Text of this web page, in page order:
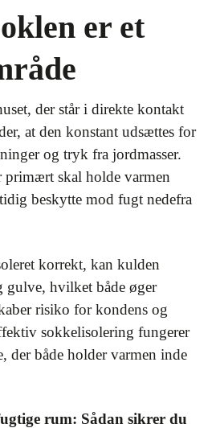
er et
der står i direkte kontakt
at den konstant udsættes for
og tryk fra jordmasser.
skal holde varmen
beskytte mod fugt nedefra
korrekt, kan kulden
hvilket både øger
risiko for kondens og
sokkelisolering fungerer
der både holder varmen inde
rum: Sådan sikrer du